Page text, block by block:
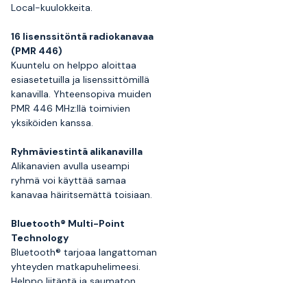
Local-kuulokkeita.
16 lisenssitöntä radiokanavaa
(PMR 446)
Kuuntelu on helppo aloittaa
esiasetetuilla ja lisenssittömillä
kanavilla. Yhteensopiva muiden
PMR 446 MHz:llä toimivien
yksiköiden kanssa.
Ryhmäviestintä alikanavilla
Alikanavien avulla useampi
ryhmä voi käyttää samaa
kanavaa häiritsemättä toisiaan.
Bluetooth® Multi-Point
Technology
Bluetooth® tarjoaa langattoman
yhteyden matkapuhelimeesi.